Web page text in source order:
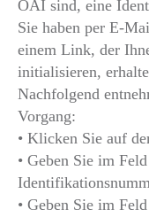
OAI sind, eine
Sie haben per E-
einem Link, der
initialisieren,
Nachfolgend
Vorgang:
• Klicken Sie auf
• Geben Sie im
• Geben Sie im